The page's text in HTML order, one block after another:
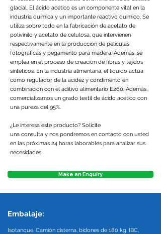
glacial. El ácido acético es un componente vital en la
industria química y un importante reactivo químico. Se
utiliza sobre todo en la fabricación de acetato de
polivinilo y acetato de celulosa, que intervienen
respectivamente en la producción de películas
fotográficas y pegamento para madera. Además, se
emplea en el proceso de creación de fibras y tejidos
sintéticos. En la industria alimentaria, el líquido actúa
como regulador de la acidez y condimento en
combinación con el aditivo alimentario E260. Además,
comercializamos un grado textil de ácido acético con
una pureza del 95%.
¿Le interesa este producto? Solicite
una consulta y nos pondremos en contacto con usted
en las próximas 24 horas laborables para analizar sus
necesidades.
Make an Enquiry
Embalaje:
Isotanque, Camión cisterna, bidones de 180 kg, IBC,